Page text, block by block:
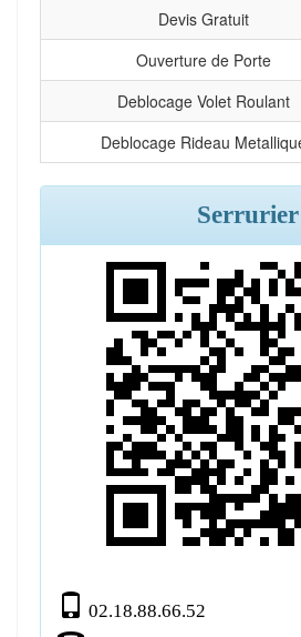
Devis Gratuit
Ouverture de Porte
Deblocage Volet Roulant
Deblocage Rideau
Serrurier
02.18.88.66.52